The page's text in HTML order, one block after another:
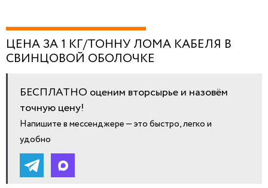
ЦЕНА ЗА 1 КГ/ТОННУ ЛОМА КАБЕЛЯ В
СВИНЦОВОЙ ОБОЛОЧКЕ
БЕСПЛАТНО оценим вторсырье и назовём
точную цену!
Напишите в мессенджере — это быстро, легко и
удобно